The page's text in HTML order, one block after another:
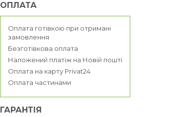
ОПЛАТА
Оплата готівкою при отримані
замовлення
Безготівкова оплата
Наложений платіж на Новій пошті
Оплата на карту Privat24
Оплата частинами
ГАРАНТІЯ